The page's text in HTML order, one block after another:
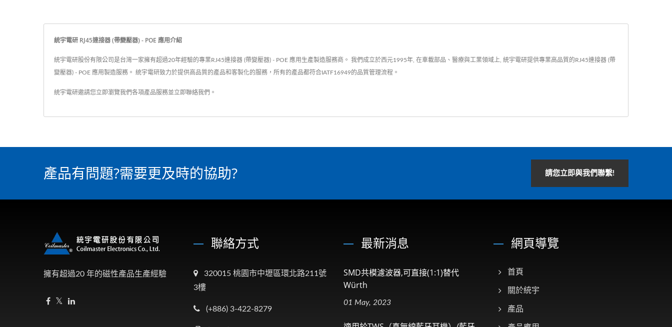
統宇電研 RJ45連接器 (帶變壓器) - POE 應用介紹
統宇電研股份有限公司是台灣一家擁有超過20年經驗的專業RJ45連接器 (帶變壓器) - POE 應用生產製造服務商。 我們成立於西元1995年, 在車載部品、醫療與工業領域上, 統宇電研提供專業高品質的RJ45連接器 (帶
變壓器) - POE 應用製造服務。 統宇電研致力於提供高品質的產品和客製化的服務，所有的產品都符合IATF16949的品質管理流程。
統宇電研邀請您立即瀏覽我們各項產品服務並立即聯絡我們 。
產品有問題?需要更及時的協助? 請您立即與我們聯繫!
擁有超過20 年的磁性產品生產經驗
聯絡方式
320015 桃園市中壢區環北路211號
3樓
(+886) 3-422-8279
最新消息
SMD共模濾波器,可直接(1:1)替代
Würth
01 May, 2023
網頁導覽
首頁
關於統宇
產品